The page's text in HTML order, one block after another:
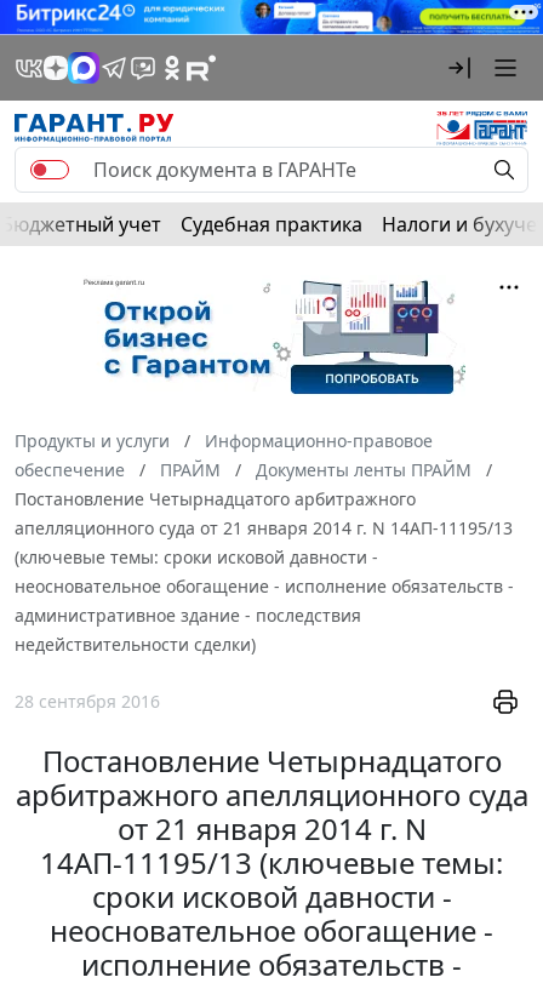
Бюджетный учет Судебная практика Налоги и
Продукты и услуги
Информационно-правовое
обеспечение
ПРАЙМ
Документы ленты ПРАЙМ
Постановление Четырнадцатого арбитражного
апелляционного суда от 21 января 2014 г. N 14АП-11195/13
(ключевые темы: сроки исковой давности -
неосновательное обогащение - исполнение обязательств -
административное здание - последствия
недействительности сделки)
28 сентября 2016
Постановление Четырнадцатого
арбитражного апелляционного суда
от 21 января 2014 г. N
14АП-11195/13 (ключевые темы:
сроки исковой давности -
неосновательное обогащение -
исполнение обязательств -